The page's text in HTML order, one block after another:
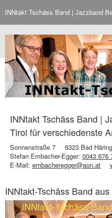
INNtakt Tschäss Band | Jazzband
INNtakt Tschäss Band |
Tirol für verschiedenste
Sonnenstraße 7
6323 Bad Häring
Stefan Embacher-Egger: 0043 676
E-Mail: embacheregger@aon.at
INNtakt-Tschäss Band